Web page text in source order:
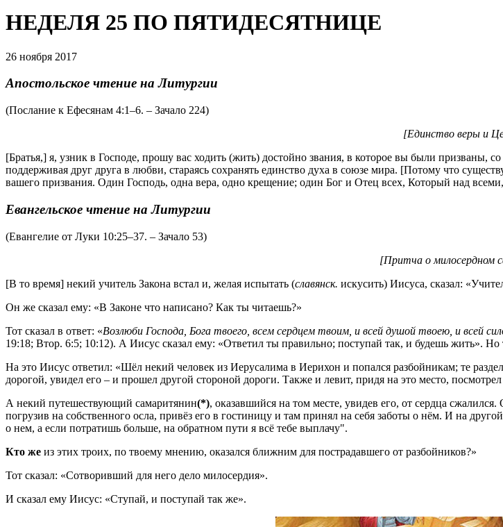
НЕДЕЛЯ 25 ПО ПЯТИДЕСЯТНИЦЕ
26 ноября 2017
Апостольское чтение на Литургии
(Послание к Ефесянам 4:1–6. – Зачало 224)
[Единство веры и
[Братья,] я, узник в Господе, прошу вас ходить (жить) достойно звания, в которое вы были призваны,
поддерживая друг друга в любви, стараясь сохранять единство духа в союзе мира. [Потому что
вашего призвания. Один Господь, одна вера, одно крещение; один Бог и Отец всех, Который над всеми,
Евангельское чтение на Литургии
(Евангелие от Луки 10:25–37. – Зачало 53)
[Притча о милосердном
[В то время] некий учитель Закона встал и, желая испытать (славянск. искусить) Иисуса, сказал:
Он же сказал ему: «В Законе что написано? Как ты читаешь?»
Тот сказал в ответ: «Возлюби Господа, Бога твоего, всем сердцем твоим, и всей душой твоею, и всей
19:18; Втор. 6:5; 10:12). А Иисус сказал ему: «Ответил ты правильно; поступай так, и будешь жить». Но
На это Иисус ответил: «Шёл некий человек из Иерусалима в Иерихон и попался разбойникам; те
дорогой, увидел его – и прошел другой стороной дороги. Также и левит, придя на это место,
А некий путешествующий самаритянин(*), оказавшийся на том месте, увидев его, от сердца
погрузив на собственного осла, привёз его в гостиницу и там принял на себя заботы о нём. И на
о нем, а если потратишь больше, на обратном пути я всё тебе выплачу".
Кто же из этих троих, по твоему мнению, оказался ближним для пострадавшего от разбойников?»
Тот сказал: «Сотворивший для него дело милосердия».
И сказал ему Иисус: «Ступай, и поступай так же».